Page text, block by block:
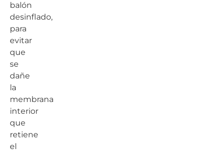
balón
desinflado,
para
evitar
que
se
dañe
la
membrana
interior
que
retiene
el